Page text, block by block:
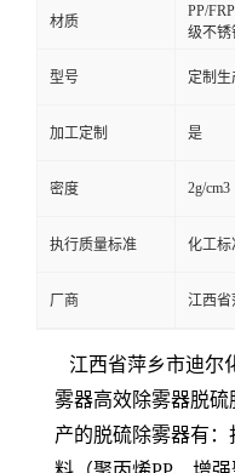
材质
PP/
级不锈
型号 定制生
加工定制 是
密度 2g/cm3
执行质量标准 化工标
厂商 江西省
江西省萍乡市迪尔
雾器高效除雾器脱
产的脱硫除雾器有